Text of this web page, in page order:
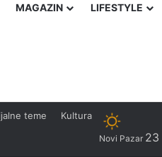
MAGAZIN LIFESTYLE
teme Kultura
Novi Pazar 23